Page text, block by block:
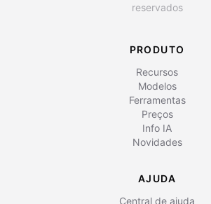
reservados
PRODUTO
Recursos
Modelos
Ferramentas
Preços
Info IA
Novidades
AJUDA
Central de ajuda